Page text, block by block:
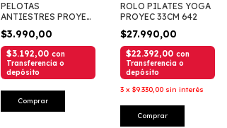
PELOTAS
ANTIESTRES PROYEC
231
$3.990,00
$3.192,00 con
Transferencia o
depósito
Comprar
ROLO PILATES YOGA
PROYEC 33CM 642
$27.990,00
$22.392,00 con
Transferencia o
depósito
3 x $9.330,00 sin interés
Comprar